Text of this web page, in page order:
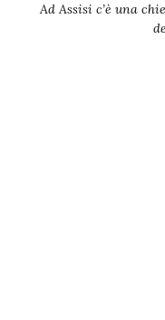
Ad Assisi c’è una